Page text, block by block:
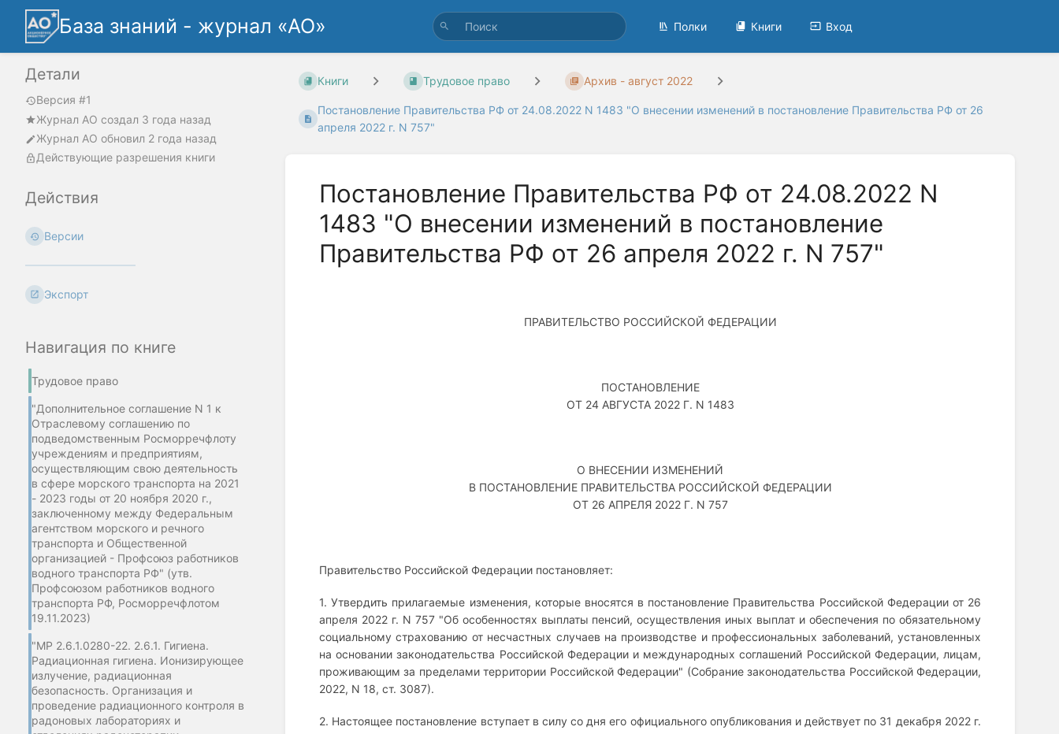
База знаний - журнал «АО» Полки Книги Вход
Детали
Версия #1
Журнал АО создал 3 года назад
Журнал АО обновил 2 года назад
Действующие разрешения книги
Действия
Версии
Экспорт
Навигация по книге
Трудовое право
"Дополнительное соглашение N 1 к
Отраслевому соглашению по
подведомственным Росморречфлоту
учреждениям и предприятиям,
осуществляющим свою деятельность
в сфере морского транспорта на 2021
- 2023 годы от 20 ноября 2020 г.,
заключенному между Федеральным
агентством морского и речного
транспорта и Общественной
организацией - Профсоюз работников
водного транспорта РФ" (утв.
Профсоюзом работников водного
транспорта РФ, Росморречфлотом
19.11.2023)
"МР 2.6.1.0280-22. 2.6.1. Гигиена.
Радиационная гигиена. Ионизирующее
излучение, радиационная
безопасность. Организация и
проведение радиационного контроля в
радоновых лабораториях и
Книги Трудовое право Архив - август 2022
Постановление Правительства РФ от 24.08.2022 N 1483 "О внесении изменений в постановление Правительства РФ от 26
апреля 2022 г. N 757"
Постановление Правительства РФ от 24.08.2022 N
1483 "О внесении изменений в постановление
Правительства РФ от 26 апреля 2022 г. N 757"
ПРАВИТЕЛЬСТВО РОССИЙСКОЙ ФЕДЕРАЦИИ
ПОСТАНОВЛЕНИЕ
ОТ 24 АВГУСТА 2022 Г. N 1483
О ВНЕСЕНИИ ИЗМЕНЕНИЙ
В ПОСТАНОВЛЕНИЕ ПРАВИТЕЛЬСТВА РОССИЙСКОЙ ФЕДЕРАЦИИ
ОТ 26 АПРЕЛЯ 2022 Г. N 757
Правительство Российской Федерации постановляет:
1. Утвердить прилагаемые изменения, которые вносятся в постановление Правительства Российской Федерации от 26
апреля 2022 г. N 757 "Об особенностях выплаты пенсий, осуществления иных выплат и обеспечения по обязательному
социальному страхованию от несчастных случаев на производстве и профессиональных заболеваний, установленных
на основании законодательства Российской Федерации и международных соглашений Российской Федерации, лицам,
проживающим за пределами территории Российской Федерации" (Собрание законодательства Российской Федерации,
2022, N 18, ст. 3087).
2. Настоящее постановление вступает в силу со дня его официального опубликования и действует по 31 декабря 2022 г.